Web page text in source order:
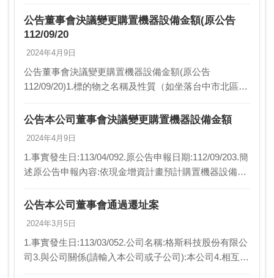
公積新台幣478,4…
公告董事會決議變更購置機器設備金額(原公告
112/09/20
2024年4月9日
公告董事會決議變更購置機器設備金額(原公告
112/09/20)1.標的物之名稱及性質（如坐落台中市北區Ｘ
日:113/4/9~113/4/93.交易單位…
公告本公司董事會決議變更購置機器設備金額
2024年4月9日
1.事實發生日:113/04/092.原公告申報日期:112/09/203.簡
述原公告申報內容:依現金增資計畫預計購置機器設備金
決議現金…
公告本公司董事會通過遷址案
2024年3月5日
1.事實發生日:113/03/052.公司名稱:格斯科技股份有限公
司3.與公司關係(請輸入本公司或子公司):本公司4.相互持